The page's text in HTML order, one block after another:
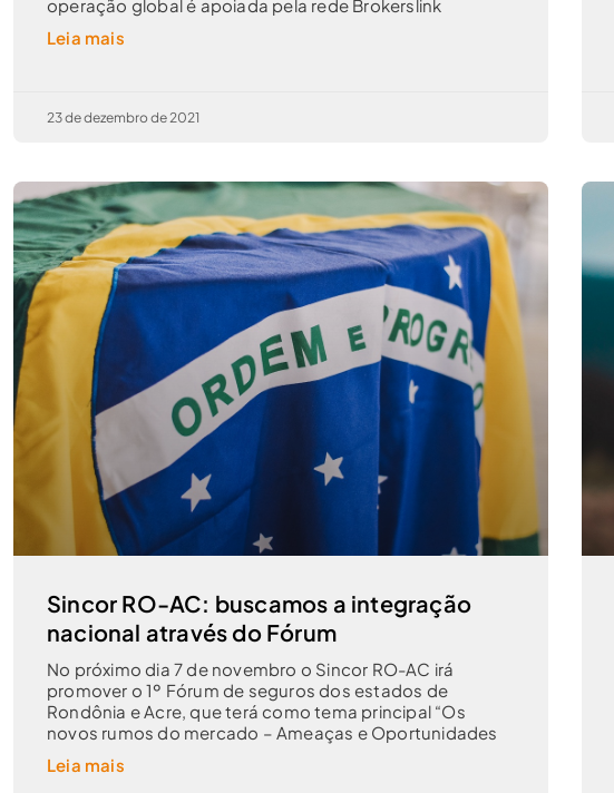
operação global é apoiada pela rede Brokerslink
Leia mais
23 de dezembro de 2021
Sincor RO-AC: buscamos a integração
nacional através do Fórum
No próximo dia 7 de novembro o Sincor RO-AC irá
promover o 1º Fórum de seguros dos estados de
Rondônia e Acre, que terá como tema principal “Os
novos rumos do mercado – Ameaças e Oportunidades
Leia mais